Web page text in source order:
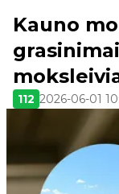
Kauno
112 2026-06-01